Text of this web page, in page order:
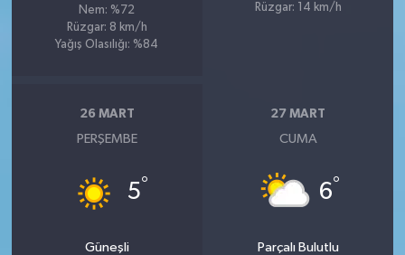
Nem: %72
Rüzgar: 8 km/h
Yağış Olasılığı: %84
Rüzgar: 14 km/h
26 MART
PERŞEMBE
5°
Güneşli
27 MART
CUMA
6°
Parçalı Bulutlu